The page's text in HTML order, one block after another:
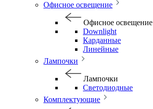
Офисное освещение
Офисное освещение
Downlight
Карданные
Линейные
Лампочки
Лампочки
Светодиодные
Комплектующие